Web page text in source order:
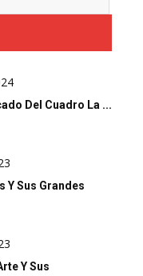
Del Cuadro La ...
Y Sus Grandes
Y Sus